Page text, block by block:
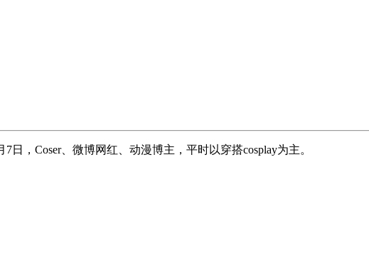
，Coser、微博网红、动漫博主，平时以穿搭cosplay为主。